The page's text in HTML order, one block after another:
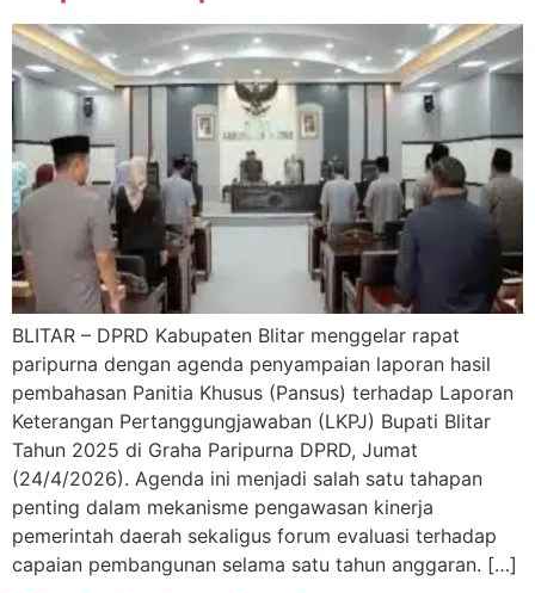
BLITAR – DPRD Kabupaten Blitar menggelar rapat
paripurna dengan agenda penyampaian laporan hasil
pembahasan Panitia Khusus (Pansus) terhadap Laporan
Keterangan Pertanggungjawaban (LKPJ) Bupati Blitar
Tahun 2025 di Graha Paripurna DPRD, Jumat
(24/4/2026). Agenda ini menjadi salah satu tahapan
penting dalam mekanisme pengawasan kinerja
pemerintah daerah sekaligus forum evaluasi terhadap
capaian pembangunan selama satu tahun anggaran. […]